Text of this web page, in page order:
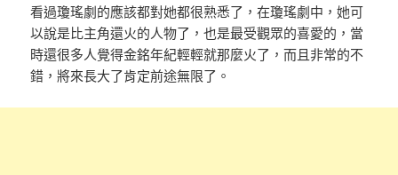
看過瓊瑤劇的應該都對她都很熟悉了，在瓊瑤劇中，她可
以說是比主角還火的人物了，也是最受觀眾的喜愛的，當
時還很多人覺得金銘年紀輕輕就那麼火了，而且非常的不
錯，將來長大了肯定前途無限了。